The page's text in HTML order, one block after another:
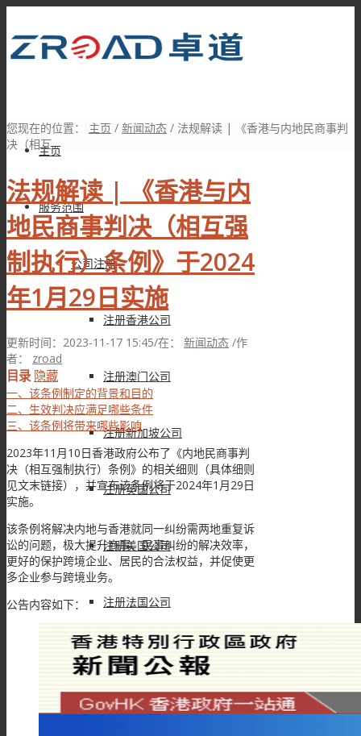
主页
服务范围
公司注册
注册香港公司
注册澳门公司
注册新加坡公司
注册英国公司
注册美国公司
注册法国公司
注册BVI公司
注册开曼公司
您现在的位置： 主页 / 新闻动态 / 法规解读 | 《香港与内地民商事判
决（相互...
法规解读 | 《香港与内
地民商事判决（相互强
制执行）条例》于2024
年1月29日实施
更新时间：2023-11-17 15:45/在： 新闻动态 /作
者： zroad
目录 隐藏
一、该条例制定的背景和目的
二、生效判决应满足哪些条件
三、该条例将带来哪些影响
2023年11月10日香港政府公布了《内地民商事判
决（相互强制执行）条例》的相关细则（具体细则
见文末链接），并宣布该条例将于2024年1月29日
实施。
该条例将解决内地与香港就同一纠纷需两地重复诉
讼的问题，极大提升商事、民事纠纷的解决效率，
更好的保护跨境企业、居民的合法权益，并促使更
多企业参与跨境业务。
公告内容如下：